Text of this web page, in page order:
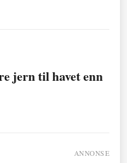
jern til havet enn
ANNONSE